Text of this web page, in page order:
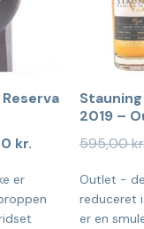
kr..
kr.Den
389,00 kr..
er
2019 –
595,00
Outlet -
reduceret
er en